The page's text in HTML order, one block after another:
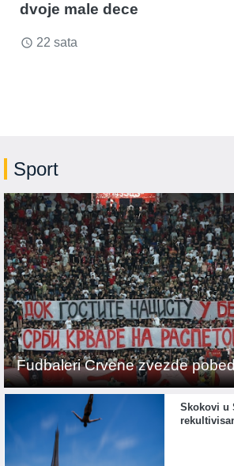
dvoje male dece
access_time 22 sata
Sport
Fudbaleri Crvene zvezde
Skokovi u